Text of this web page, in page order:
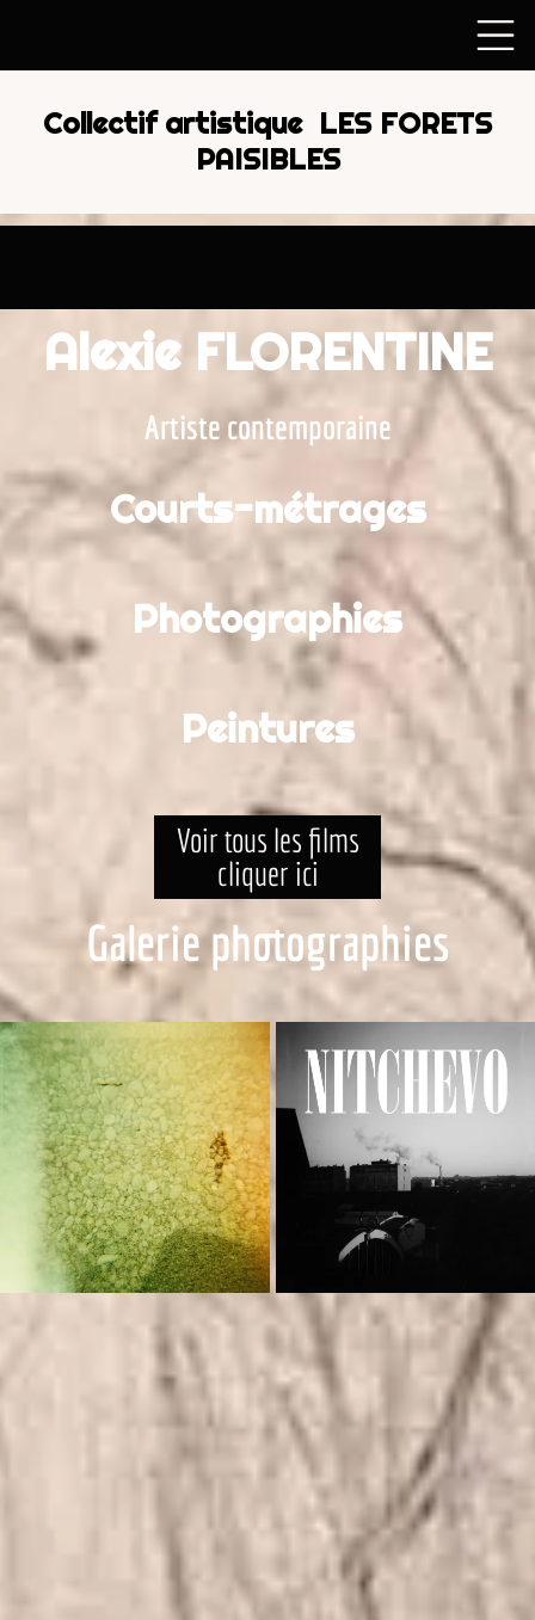
Collectif artistique LES FORETS
PAISIBLES
Alexie FLORENTINE
Artiste contemporaine
Courts-métrages
Photographies
Peintures
Voir tous les films
cliquer ici
Galerie photographies